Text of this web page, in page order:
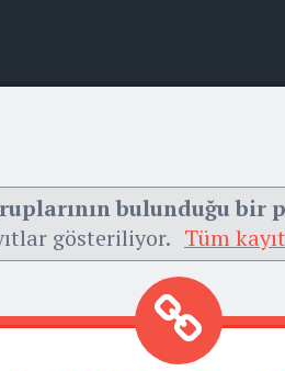
bulunduğu bir
gösteriliyor. Tüm